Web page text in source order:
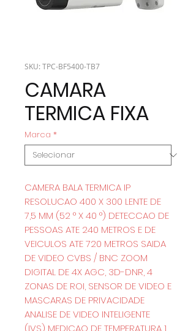
SKU: TPC-BF5400-TB7
CAMARA
TERMICA FIXA
Marca *
CAMERA BALA TERMICA IP
RESOLUCAO 400 X 300 LENTE DE
7,5 MM (52 ​​° X 40 °) DETECCAO DE
PESSOAS ATE 240 METROS E DE
VEICULOS ATE 720 METROS SAIDA
DE VIDEO CVBS / BNC ZOOM
DIGITAL DE 4X AGC, 3D-DNR, 4
ZONAS DE ROI, SENSOR DE VIDEO E
MASCARAS DE PRIVACIDADE
ANALISE DE VIDEO INTELIGENTE
(IVS) MEDICAO DE TEMPERATURA 1